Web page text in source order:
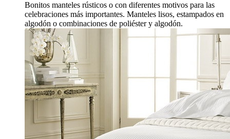
Bonitos manteles rústicos o con diferentes motivos para las
celebraciones más importantes. Manteles lisos, estampados en
algodón o combinaciones de poliéster y algodón.